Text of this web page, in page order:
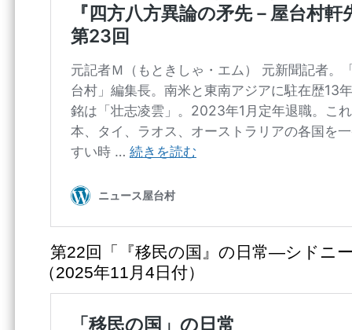
第22回「『移民の国』の日常―シドニ
（2025年11月4日付）